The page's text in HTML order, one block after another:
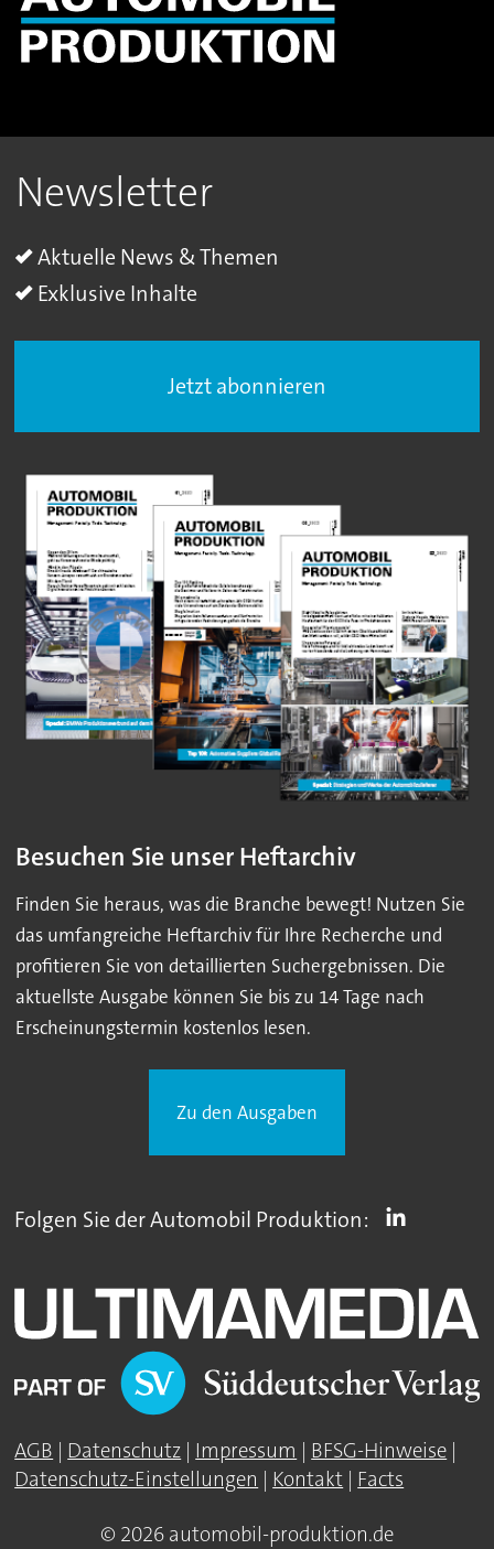
Newsletter
Aktuelle News & Themen
Exklusive Inhalte
Jetzt abonnieren
Besuchen Sie unser Heftarchiv
Finden Sie heraus, was die Branche bewegt! Nutzen Sie
das umfangreiche Heftarchiv für Ihre Recherche und
profitieren Sie von detaillierten Suchergebnissen. Die
aktuellste Ausgabe können Sie bis zu 14 Tage nach
Erscheinungstermin kostenlos lesen.
Zu den Ausgaben
Folgen Sie der Automobil Produktion:
AGB | Datenschutz | Impressum | BFSG-Hinweise |
Datenschutz-Einstellungen | Kontakt | Facts
© 2026 automobil-produktion.de